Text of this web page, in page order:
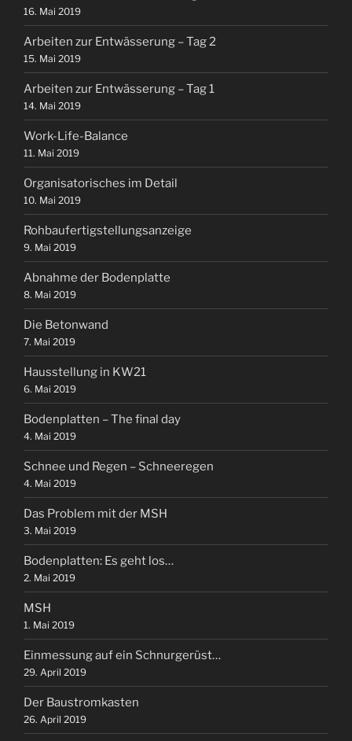
16. Mai 2019
Arbeiten zur Entwässerung – Tag 2
15. Mai 2019
Arbeiten zur Entwässerung – Tag 1
14. Mai 2019
Work-Life-Balance
11. Mai 2019
Organisatorisches im Detail
10. Mai 2019
Rohbaufertigstellungsanzeige
9. Mai 2019
Abnahme der Bodenplatte
8. Mai 2019
Die Betonwand
7. Mai 2019
Hausstellung in KW21
6. Mai 2019
Bodenplatten – The final day
4. Mai 2019
Schnee und Regen – Schneeregen
4. Mai 2019
Das Problem mit der MSH
3. Mai 2019
Bodenplatten: Es geht los…
2. Mai 2019
MSH
1. Mai 2019
Einmessung auf ein Schnurgerüst…
29. April 2019
Der Baustromkasten
26. April 2019